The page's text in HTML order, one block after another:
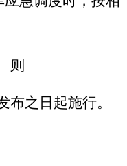
之日起施行。